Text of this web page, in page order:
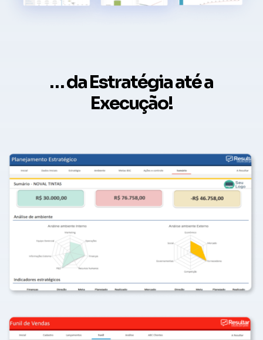
… da Estratégia até a
Execução!